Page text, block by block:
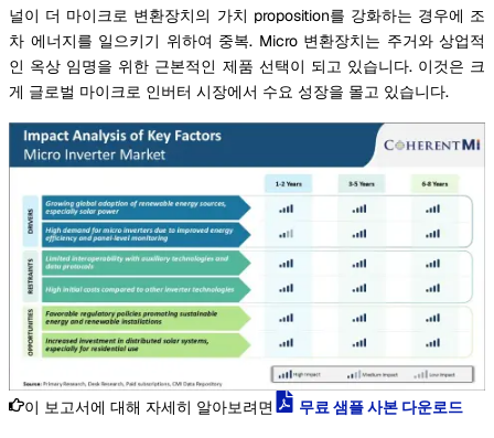
널이 더 마이크로 변환장치의 가치 proposition를 강화하는 경우에 조
차 에너지를 일으키기 위하여 중복. Micro 변환장치는 주거와 상업적
인 옥상 임명을 위한 근본적인 제품 선택이 되고 있습니다. 이것은 크
게 글로벌 마이크로 인버터 시장에서 수요 성장을 몰고 있습니다.
이 보고서에 대해 자세히 알아보려면 무료 샘플 사본 다운로드